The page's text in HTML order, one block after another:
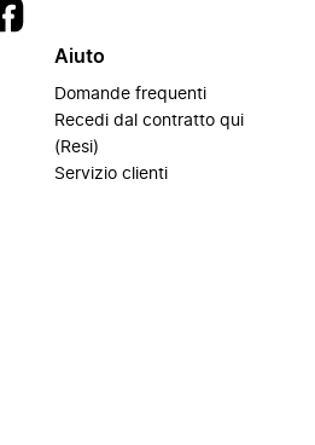
Aiuto
Domande frequenti
Recedi dal contratto qui
(Resi)
Servizio clienti